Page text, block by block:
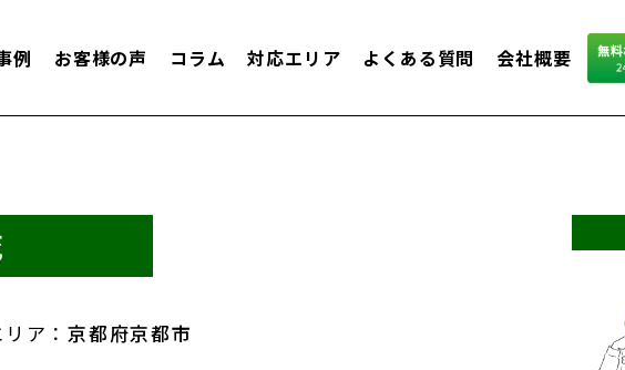
例 お客様の声 コラム 対応エリア よくある質問 会社概要
リア：京都府京都市